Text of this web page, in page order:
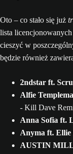
Oto – co stało się już
lista
cieszyć w
będzie również
2ndstar ft.
Alfie
- Kill Dave
Anna Sofia ft.
Anyma ft. Ellie
AUSTIN